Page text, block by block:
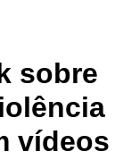
sobre
vídeos